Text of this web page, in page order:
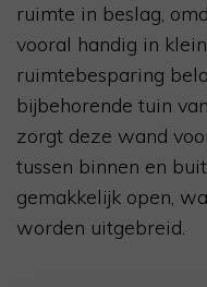
ruimte in beslag,
vooral handig in
ruimtebesparing
bijbehorende tuin
zorgt deze wand
tussen binnen en
gemakkelijk open,
worden uitgebreid.